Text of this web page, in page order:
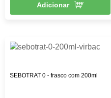
Adicionar
SEBOTRAT 0 - frasco com 200ml